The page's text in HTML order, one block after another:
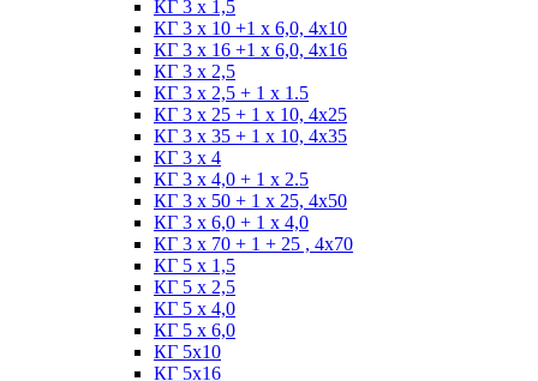
КГ 3 х 1,5
КГ 3 х 10 +1 x 6,0, 4х10
КГ 3 х 16 +1 x 6,0, 4х16
КГ 3 х 2,5
КГ 3 х 2,5 + 1 x 1.5
КГ 3 х 25 + 1 х 10, 4х25
КГ 3 х 35 + 1 x 10, 4х35
КГ 3 х 4
КГ 3 х 4,0 + 1 x 2.5
КГ 3 х 50 + 1 x 25, 4х50
КГ 3 х 6,0 + 1 x 4,0
КГ 3 х 70 + 1 + 25 , 4х70
КГ 5 х 1,5
КГ 5 х 2,5
КГ 5 х 4,0
КГ 5 х 6,0
КГ 5х10
КГ 5х16